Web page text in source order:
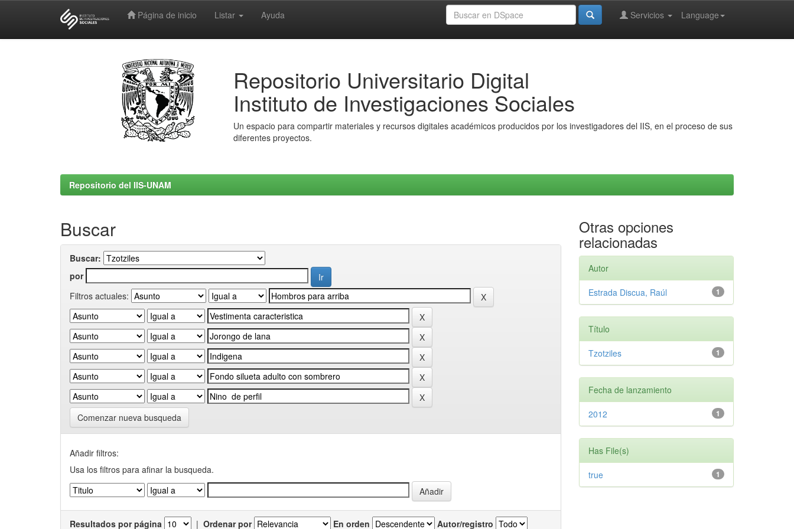
Página de inicio Listar Ayuda Language
Servicios
Repositorio Universitario Digital
Instituto de Investigaciones Sociales
Un espacio para compartir materiales y recursos digitales académicos producidos por los investigadores del IIS, en el proceso de sus
diferentes proyectos.
Repositorio del IIS-UNAM
Buscar
Buscar:
por
Filtros actuales:
Comenzar nueva busqueda
Añadir filtros:
Usa los filtros para afinar la busqueda.
Resultados por página | Ordenar por En orden Autor/registro
Otras opciones
relacionadas
Autor
1
Estrada Discua, Raúl
Título
1
Tzotziles
Fecha de lanzamiento
1
2012
Has File(s)
1
true